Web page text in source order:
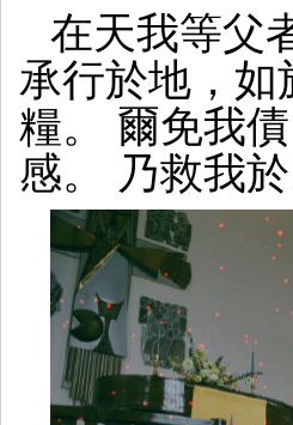
在天我等父
承行於地，如
糧。 爾免我
感。 乃救我